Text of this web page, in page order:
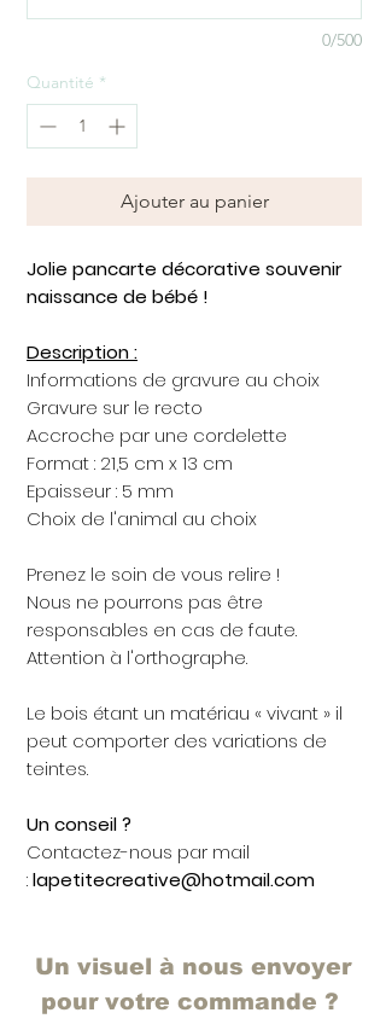
0/500
Quantité *
Ajouter au panier
Jolie pancarte décorative souvenir
naissance de bébé !
Description :
Informations de gravure au choix
Gravure sur le recto
Accroche par une cordelette
Format : 21,5 cm x 13 cm
Epaisseur : 5 mm
Choix de l'animal au choix
Prenez le soin de vous relire !
Nous ne pourrons pas être
responsables en cas de faute.
Attention à l'orthographe.
Le bois étant un matériau « vivant » il
peut comporter des variations de
teintes.
Un conseil ?
Contactez-nous par mail
:lapetitecreative@hotmail.com
Un visuel à nous envoyer
pour votre commande ?